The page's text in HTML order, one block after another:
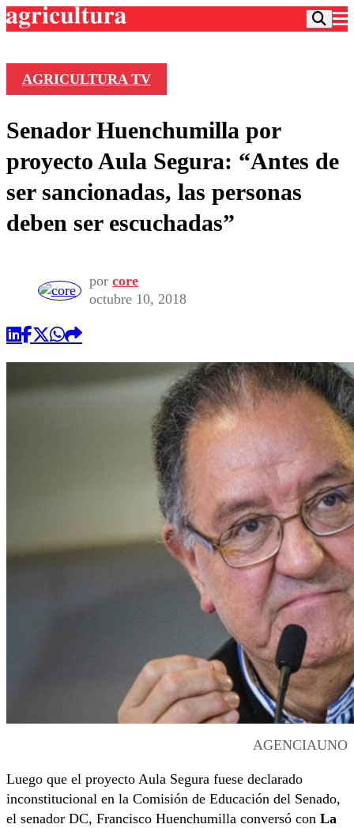
Frecuencias
Agricultura TV
Deportes
Colo Colo
Motor
Torneo Internacional
Torneo Nacional
Entretención
Internacional
Nacional
Vida Social
Programas
Comercial
AGRICULTURA TV
Senador Huenchumilla por
proyecto Aula Segura: “Antes de
ser sancionadas, las personas
deben ser escuchadas”
por core
octubre 10, 2018
AGENCIAUNO
Luego que el proyecto Aula Segura fuese declarado
inconstitucional en la Comisión de Educación del Senado,
el senador DC, Francisco Huenchumilla conversó con La